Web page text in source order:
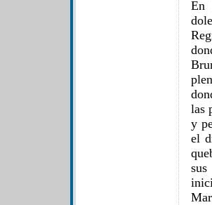
En
las
y
el